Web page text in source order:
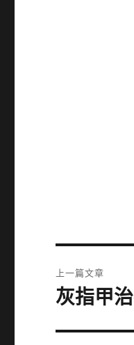
章
上一篇文章
上
篇
灰指甲